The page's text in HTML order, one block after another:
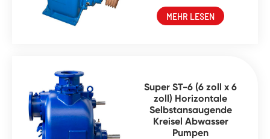
MEHR LESEN
Super ST-6 (6 zoll x 6
zoll) Horizontale
Selbstansaugende
Kreisel Abwasser
Pumpen